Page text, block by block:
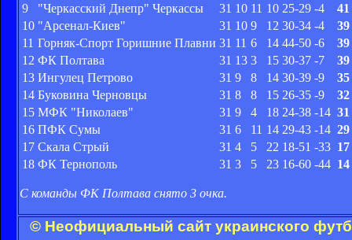
9
"Черкасский Днепр" Черкассы 31 10 11 10 25-29 -4
41
10 "Арсенал-Киев" 31 10 9 12 30-34 -4
39
11 Горняк-Спорт Горишние Плавни 31 11 6 14 44-50 -6
39
12 ФК Полтава 31 13 3 15 30-37 -7
39
13 Ингулец Петрово 31 9 8 14 30-39 -9
35
14 Буковина Черновцы 31 8 8 15 26-35 -9
32
15 МФК "Николаев" 31 9 4 18 24-38 -14 31
16 ПФК Сумы 31 6 11 14 29-43 -14 29
17 Скала Стрый 31 4 5 22 18-51 -33 17
18 ФК Тернополь 31 3 5 23 16-60 -44 14
С команды ФК Полтава снято 3 очка.
© Неофициальный сайт украинского